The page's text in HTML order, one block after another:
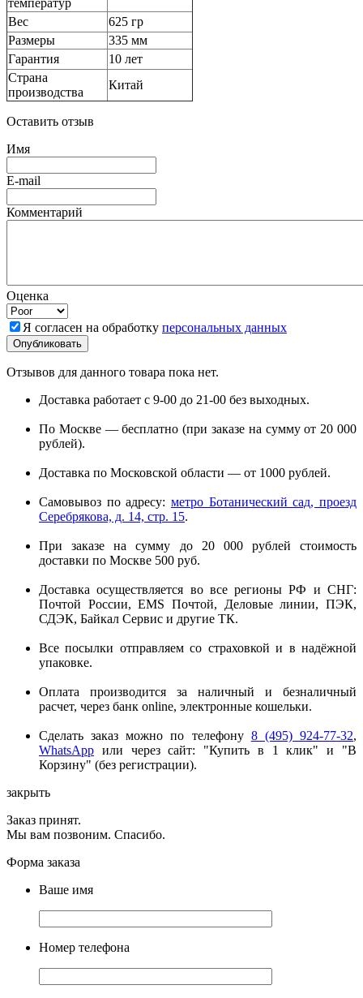
Вес
625 гр
Размеры
335 мм
Гарантия
10 лет
Страна
производства
Китай
Оставить отзыв
Имя
E-mail
Комментарий
Оценка
Я согласен на обработку персональных данных
Отзывов для данного товара пока нет.
Доставка работает с 9-00 до 21-00 без выходных.
По Москве — бесплатно (при заказе на сумму от 20 000
рублей).
Доставка по Московской области — от 1000 рублей.
Самовывоз по адресу: метро Ботанический сад, проезд
Серебрякова, д. 14, стр. 15.
При заказе на сумму до 20 000 рублей стоимость
доставки по Москве 500 руб.
Доставка осуществляется во все регионы РФ и СНГ:
Почтой России, EMS Почтой, Деловые линии, ПЭК,
СДЭК, Байкал Сервис и другие ТК.
Все посылки отправляем со страховкой и в надёжной
упаковке.
Оплата производится за наличный и безналичный
расчет, через банк online, электронные кошельки.
Сделать заказ можно по телефону 8 (495) 924-77-32,
WhatsApp или через сайт: "Купить в 1 клик" и "В
Корзину" (без регистрации).
закрыть
Заказ принят.
Мы вам позвоним. Спасибо.
Форма заказа
Ваше имя
Номер телефона